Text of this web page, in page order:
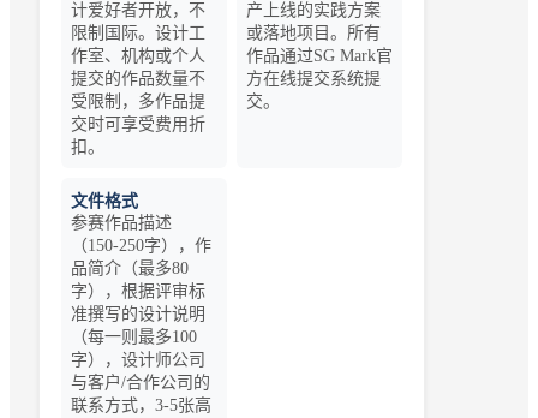
计爱好者开放，不
限制国际。设计工
作室、机构或个人
提交的作品数量不
受限制，多作品提
交时可享受费用折
扣。
产上线的实践方案
或落地项目。所有
作品通过SG Mark官
方在线提交系统提
交。
文件格式
参赛作品描述
（150-250字），作
品简介（最多80
字），根据评审标
准撰写的设计说明
（每一则最多100
字），设计师公司
与客户/合作公司的
联系方式，3-5张高